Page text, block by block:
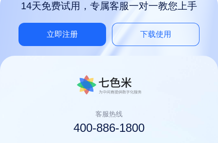
14天免费试用，专属客服一对一教您上手
立即注册 下载使用
客服热线
400-886-1800